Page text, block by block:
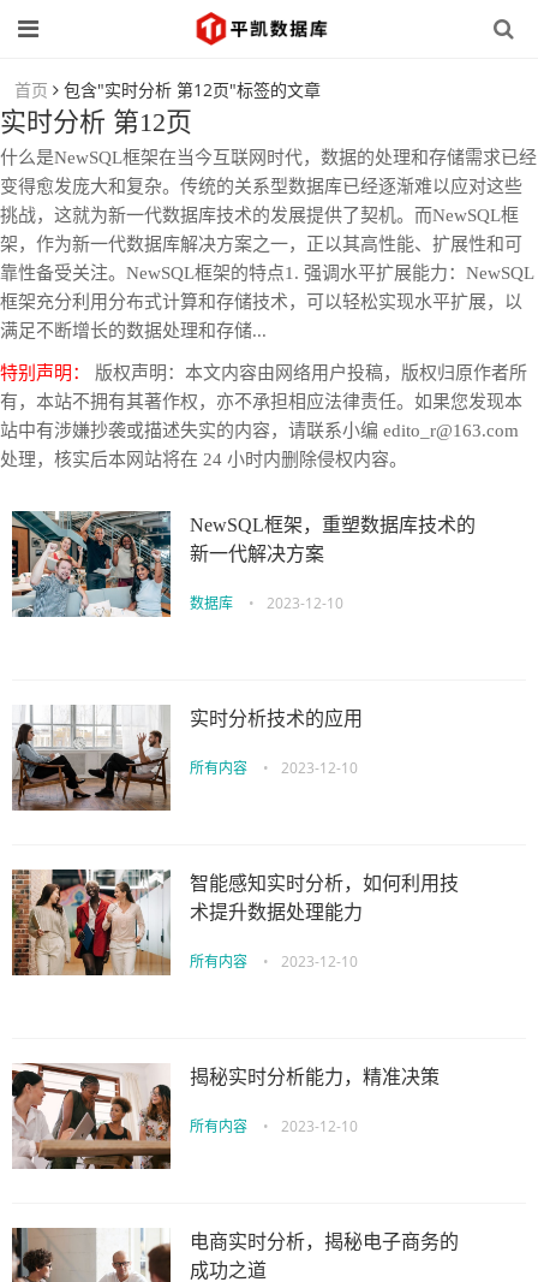
首页 包含"实时分析 第12页"标签的文章
实时分析 第12页
什么是NewSQL框架在当今互联网时代，数据的处理和存储需求已经
变得愈发庞大和复杂。传统的关系型数据库已经逐渐难以应对这些
挑战，这就为新一代数据库技术的发展提供了契机。而NewSQL框
架，作为新一代数据库解决方案之一，正以其高性能、扩展性和可
靠性备受关注。NewSQL框架的特点1. 强调水平扩展能力：NewSQL
框架充分利用分布式计算和存储技术，可以轻松实现水平扩展，以
满足不断增长的数据处理和存储...
特别声明：
版权声明：本文内容由网络用户投稿，版权归原作者所
有，本站不拥有其著作权，亦不承担相应法律责任。如果您发现本
站中有涉嫌抄袭或描述失实的内容，请联系小编 edito_r@163.com
处理，核实后本网站将在 24 小时内删除侵权内容。
NewSQL框架，重塑数据库技术的
新一代解决方案
数据库 • 2023-12-10
实时分析技术的应用
所有内容 • 2023-12-10
智能感知实时分析，如何利用技
术提升数据处理能力
所有内容 • 2023-12-10
揭秘实时分析能力，精准决策
所有内容 • 2023-12-10
电商实时分析，揭秘电子商务的
成功之道